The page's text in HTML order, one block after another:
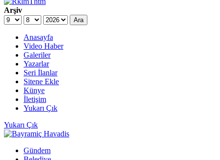
Arşiv
Ara
Anasayfa
Video Haber
Galeriler
Yazarlar
Seri İlanlar
Sitene Ekle
Künye
İletişim
Yukarı Çık
Yukarı Çık
Gündem